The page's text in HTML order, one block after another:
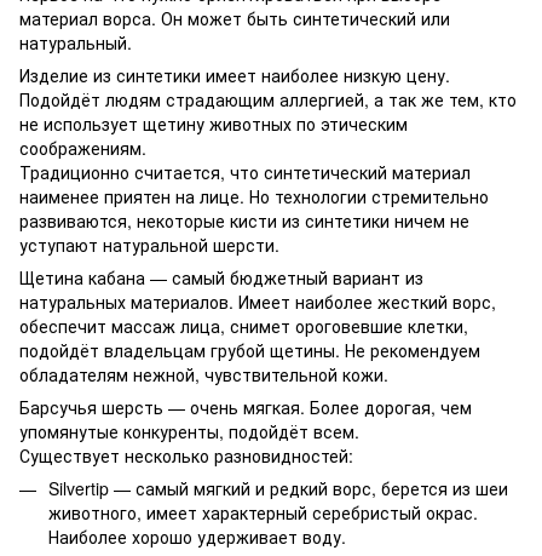
материал ворса. Он может быть синтетический или
натуральный.
Изделие из синтетики имеет наиболее низкую цену.
Подойдёт людям страдающим аллергией, а так же тем, кто
не использует щетину животных по этическим
соображениям.
Традиционно считается, что синтетический материал
наименее приятен на лице. Но технологии стремительно
развиваются, некоторые кисти из синтетики ничем не
уступают натуральной шерсти.
Щетина кабана — самый бюджетный вариант из
натуральных материалов. Имеет наиболее жесткий ворс,
обеспечит массаж лица, снимет ороговевшие клетки,
подойдёт владельцам грубой щетины. Не рекомендуем
обладателям нежной, чувствительной кожи.
Барсучья шерсть — очень мягкая. Более дорогая, чем
упомянутые конкуренты, подойдёт всем.
Существует несколько разновидностей:
Silvertip — самый мягкий и редкий ворс, берется из шеи
животного, имеет характерный серебристый окрас.
Наиболее хорошо удерживает воду.